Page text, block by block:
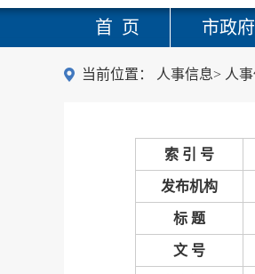
首 页 市政府
当前位置： 人事信息> 人
索 引 号
发布机构
标 题
文 号